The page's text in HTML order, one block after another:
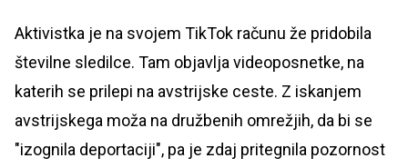
Aktivistka je na svojem TikTok računu že pridobila
številne sledilce. Tam objavlja videoposnetke, na
katerih se prilepi na avstrijske ceste. Z iskanjem
avstrijskega moža na družbenih omrežjih, da bi se
"izognila deportaciji", pa je zdaj pritegnila pozornost